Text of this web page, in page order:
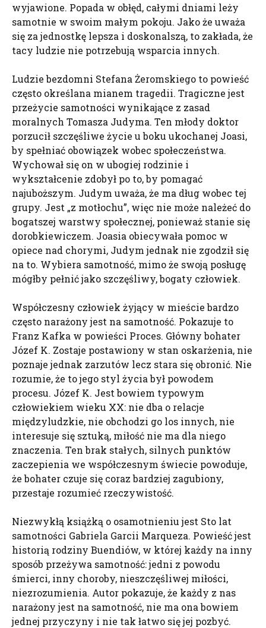
wyjawione. Popada w obłęd, całymi dniami leży
samotnie w swoim małym pokoju. Jako że uważa
się za jednostkę lepsza i doskonalszą, to zakłada, że
tacy ludzie nie potrzebują wsparcia innych.
Ludzie bezdomni Stefana Żeromskiego to powieść
często określana mianem tragedii. Tragiczne jest
przeżycie samotności wynikające z zasad
moralnych Tomasza Judyma. Ten młody doktor
porzucił szczęśliwe życie u boku ukochanej Joasi,
by spełniać obowiązek wobec społeczeństwa.
Wychował się on w ubogiej rodzinie i
wykształcenie zdobył po to, by pomagać
najuboższym. Judym uważa, że ma dług wobec tej
grupy. Jest „z motłochu”, więc nie może należeć do
bogatszej warstwy społecznej, ponieważ stanie się
dorobkiewiczem. Joasia obiecywała pomoc w
opiece nad chorymi, Judym jednak nie zgodził się
na to. Wybiera samotność, mimo że swoją posługę
mógłby pełnić jako szczęśliwy, bogaty człowiek.
Współczesny człowiek żyjący w mieście bardzo
często narażony jest na samotność. Pokazuje to
Franz Kafka w powieści Proces. Główny bohater
Józef K. Zostaje postawiony w stan oskarżenia, nie
poznaje jednak zarzutów lecz stara się obronić. Nie
rozumie, że to jego styl życia był powodem
procesu. Józef K. Jest bowiem typowym
człowiekiem wieku XX: nie dba o relacje
międzyludzkie, nie obchodzi go los innych, nie
interesuje się sztuką, miłość nie ma dla niego
znaczenia. Ten brak stałych, silnych punktów
zaczepienia we współczesnym świecie powoduje,
że bohater czuje się coraz bardziej zagubiony,
przestaje rozumieć rzeczywistość.
Niezwykłą książką o osamotnieniu jest Sto lat
samotności Gabriela Garcii Marqueza. Powieść jest
historią rodziny Buendiów, w której każdy na inny
sposób przeżywa samotność: jedni z powodu
śmierci, inny choroby, nieszczęśliwej miłości,
niezrozumienia. Autor pokazuje, że każdy z nas
narażony jest na samotność, nie ma ona bowiem
jednej przyczyny i nie tak łatwo się jej pozbyć.